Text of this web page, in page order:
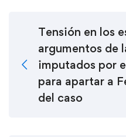
Tensión en los
argumentos de
imputados por
para apartar a
del caso